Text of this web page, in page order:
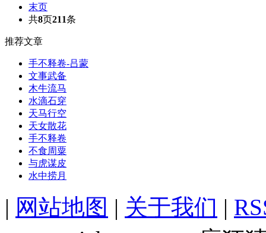
末页
共8页211条
推荐文章
手不释卷-吕蒙
文事武备
木牛流马
水滴石穿
天马行空
天女散花
手不释卷
不食周粟
与虎谋皮
水中捞月
| 网站地图 | 关于我们 |